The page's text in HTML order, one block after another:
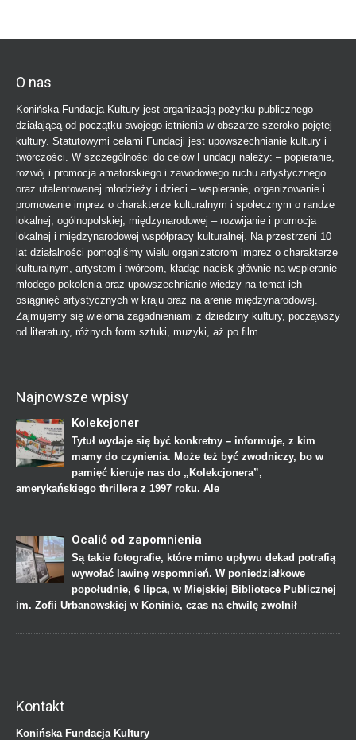
O nas
Konińska Fundacja Kultury jest organizacją pożytku publicznego
działającą od początku swojego istnienia w obszarze szeroko pojętej
kultury. Statutowymi celami Fundacji jest upowszechnianie kultury i
twórczości. W szczególności do celów Fundacji należy: – popieranie,
rozwój i promocja amatorskiego i zawodowego ruchu artystycznego
oraz utalentowanej młodzieży i dzieci – wspieranie, organizowanie i
promowanie imprez o charakterze kulturalnym i społecznym o randze
lokalnej, ogólnopolskiej, międzynarodowej – rozwijanie i promocja
lokalnej i międzynarodowej współpracy kulturalnej. Na przestrzeni 10
lat działalności pomogliśmy wielu organizatorom imprez o charakterze
kulturalnym, artystom i twórcom, kładąc nacisk głównie na wspieranie
młodego pokolenia oraz upowszechnianie wiedzy na temat ich
osiągnięć artystycznych w kraju oraz na arenie międzynarodowej.
Zajmujemy się wieloma zagadnieniami z dziedziny kultury, począwszy
od literatury, różnych form sztuki, muzyki, aż po film.
Najnowsze wpisy
Kolekcjoner
Tytuł wydaje się być konkretny – informuje, z kim
mamy do czynienia. Może też być zwodniczy, bo w
pamięć kieruje nas do „Kolekcjonera”,
amerykańskiego thrillera z 1997 roku. Ale
Ocalić od zapomnienia
Są takie fotografie, które mimo upływu dekad potrafią
wywołać lawinę wspomnień. W poniedziałkowe
popołudnie, 6 lipca, w Miejskiej Bibliotece Publicznej
im. Zofii Urbanowskiej w Koninie, czas na chwilę zwolnił
Kontakt
Konińska Fundacja Kultury